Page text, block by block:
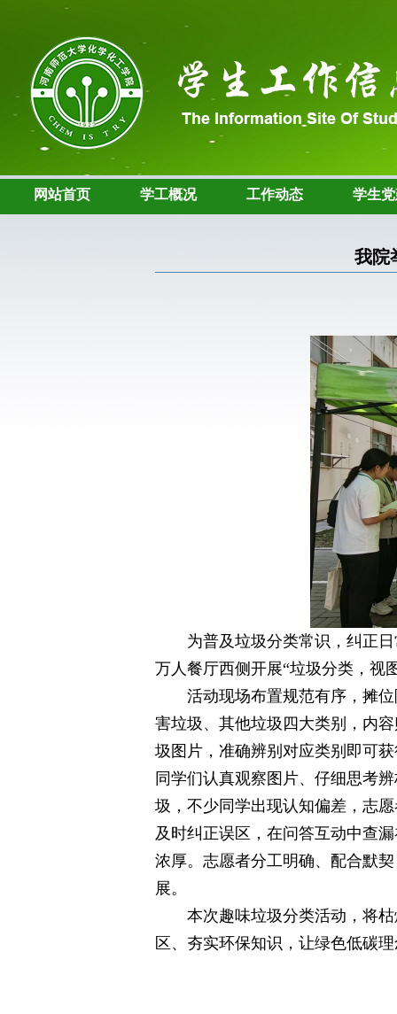
网站首页 学工概况 工作动态 学生
我院
为普及垃圾分类常识，纠正
万人餐厅西侧开展“垃圾分类，视
活动现场布置规范有序，摊
害垃圾、其他垃圾四大类别，内
圾图片，准确辨别对应类别即可
同学们认真观察图片、仔细思考
圾，不少同学出现认知偏差，志
及时纠正误区，在问答互动中查
浓厚。志愿者分工明确、配合默
展。
本次趣味垃圾分类活动，将
区、夯实环保知识，让绿色低碳